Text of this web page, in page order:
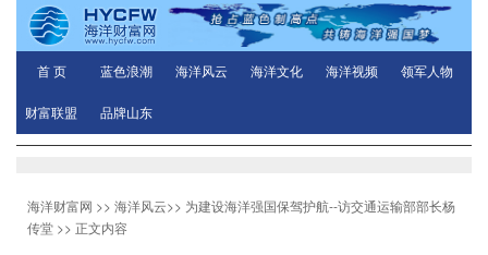
首 页 蓝色浪潮 海洋风云 海洋文化 海洋视频 领军人物
财富联盟 品牌山东
海洋财富网 >> 海洋风云>> 为建设海洋强国保驾护航--访交通运输部部长杨
传堂 >> 正文内容